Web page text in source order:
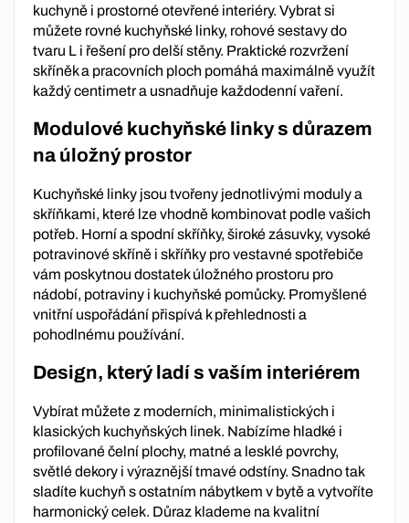
kuchyně i prostorné otevřené interiéry. Vybrat si
můžete rovné kuchyňské linky, rohové sestavy do
tvaru L i řešení pro delší stěny. Praktické rozvržení
skříněk a pracovních ploch pomáhá maximálně využít
každý centimetr a usnadňuje každodenní vaření.
Modulové kuchyňské linky s důrazem
na úložný prostor
Kuchyňské linky jsou tvořeny jednotlivými moduly a
skříňkami, které lze vhodně kombinovat podle vašich
potřeb. Horní a spodní skříňky, široké zásuvky, vysoké
potravinové skříně i skříňky pro vestavné spotřebiče
vám poskytnou dostatek úložného prostoru pro
nádobí, potraviny i kuchyňské pomůcky. Promyšlené
vnitřní uspořádání přispívá k přehlednosti a
pohodlnému používání.
Design, který ladí s vaším interiérem
Vybírat můžete z moderních, minimalistických i
klasických kuchyňských linek. Nabízíme hladké i
profilované čelní plochy, matné a lesklé povrchy,
světlé dekory i výraznější tmavé odstíny. Snadno tak
sladíte kuchyň s ostatním nábytkem v bytě a vytvoříte
harmonický celek. Důraz klademe na kvalitní